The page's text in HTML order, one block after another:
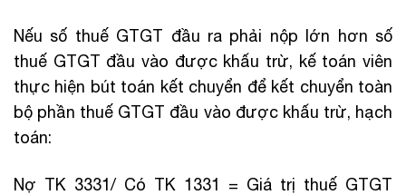
Nếu số thuế GTGT đầu ra phải nộp lớn hơn số
thuế GTGT đầu vào được khấu trừ, kế toán viên
thực hiện bút toán kết chuyển để kết chuyển toàn
bộ phần thuế GTGT đầu vào được khấu trừ, hạch
toán:
Nợ TK 3331/ Có TK 1331 = Giá trị thuế GTGT